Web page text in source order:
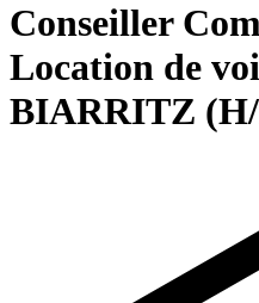
Conseiller
Location de
BIARRITZ